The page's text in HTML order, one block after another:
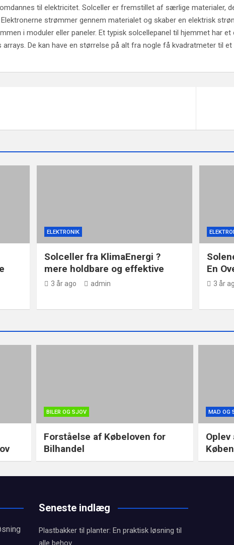
til elektricitet. Solceller er fremstillet af særlige materialer,
strømmer gennem materialet og skaber en elektrisk
i moduler eller paneler. Et typisk solcellepanel til hjemmet har
arrays. De kan have en størrelse på alt fra nogle få kvadratmeter til
ELEKTRONIK
Solceller fra KlimaEnergi ?
mere holdbare og effektive
3 år ago admin
En
3 år
BILER OG SJOV
Forståelse af Købeloven for
Bilhandel
MAD OG
Seneste indlæg
Plastbakker til planter: En praktisk løsning til
alle behov